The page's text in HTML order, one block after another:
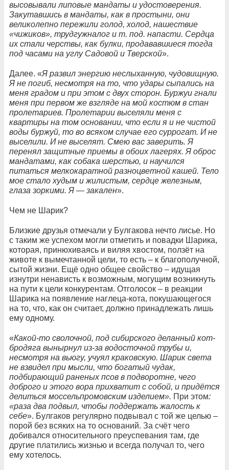
высовывали липовые мандаты и удостоверения.
Закутавшись в мандаты, как в простыни, они
великолепно пережили голод, холод, нашествие
«чижиков», трудгужналог и т. под. напасти. Сердца
их стали черствы, как булки, продававшиеся тогда
под часами на углу Садовой и Тверской».
Далее. «Я развил энергию неслыханную, чудовищную.
Я не погиб, несмотря на то, что удары сыпались на
меня градом и при этом с двух сторон. Буржуи гнали
меня при первом же взгляде на мой костюм в стан
пролетариев. Пролетарии выселяли меня с
квартиры на том основании, что если я и не чистой
воды буржуй, то во всяком случае его суррогат. И не
выселили. И не выселят. Смею вас заверить. Я
перенял защитные приемы в обоих лагерях. Я оброс
мандатами, как собака шерстью, и научился
питаться мелкокаратной разноцветной кашей. Тело
мое стало худым и жилистым, сердце железным,
глаза зоркими. Я — закален».
Чем не Шарик?
Близкие друзья отмечали у Булгакова нечто лисье. Но
с таким же успехом могли отметить и повадки Шарика,
которая, принюхиваясь и виляя хвостом, ползёт на
животе к вымечтанной цели, то есть – к благополучной,
сытой жизни. Ещё одно общее свойство – идущая
изнутри ненависть к возможным, могущим возникнуть
на пути к цели конкурентам. Отголосок – в реакции
Шарика на появление наглеца-кота, покушающегося
на то, что, как он считает, должно принадлежать лишь
ему одному.
«Какой-то сволочной, под сибирского деланный кот-
бродяга вынырнул из-за водосточной трубы и,
несмотря на вьюгу, учуял краковскую. Шарик света
не взвидел при мысли, что богатый чудак,
подбирающий раненых псов в подворотне, чего
доброго и этого вора прихватит с собой, и придётся
делиться моссельпромовским изделием». При этом:
«раза два подвыл, чтобы поддержать жалость к
себе». Булгаков регулярно подвывал с той же целью –
порой без всяких на то оснований. За счёт чего
добивался относительного преуспевания там, где
другие платились жизнью и всегда получал то, чего
ему хотелось.